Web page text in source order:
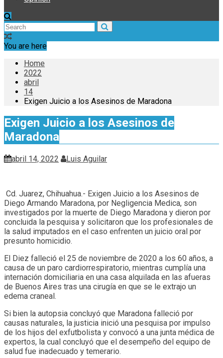
You are here
Home
2022
abril
14
Exigen Juicio a los Asesinos de Maradona
Exigen Juicio a los Asesinos de
Maradona
abril 14, 2022 Luis Aguilar
Cd. Juarez, Chihuahua.- Exigen Juicio a los Asesinos de
Diego Armando Maradona, por Negligencia Medica, son
investigados por la muerte de Diego Maradona y dieron por
concluida la pesquisa y solicitaron que los profesionales de
la salud imputados en el caso enfrenten un juicio oral por
presunto homicidio.
El Diez falleció el 25 de noviembre de 2020 a los 60 años, a
causa de un paro cardiorrespiratorio, mientras cumplía una
internación domiciliaria en una casa alquilada en las afueras
de Buenos Aires tras una cirugía en que se le extrajo un
edema craneal.
Si bien la autopsia concluyó que Maradona falleció por
causas naturales, la justicia inició una pesquisa por impulso
de los hijos del exfutbolista y convocó a una junta médica de
expertos, la cual concluyó que el desempeño del equipo de
salud fue inadecuado y temerario.